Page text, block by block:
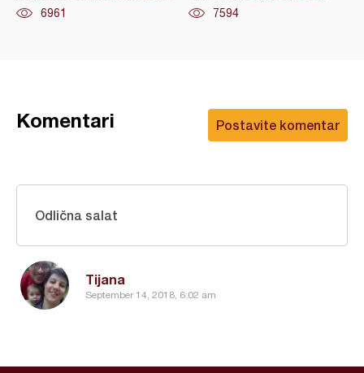
6961 7594
Postavite komentar
Komentari
Tijana
September 14, 2018, 6:02 am
Odlična salat